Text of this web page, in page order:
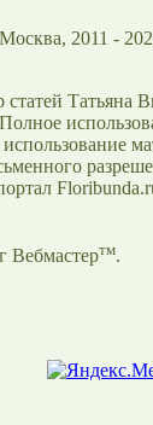
2011 -
статей Татьяна
Вебмастертм.